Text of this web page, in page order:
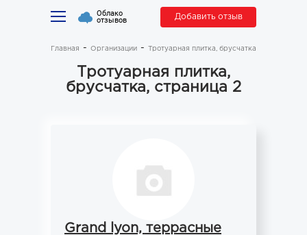
Облако
отзывов Добавить отзыв
Главная Организации Тротуарная плитка, брусчатка
Тротуарная плитка,
брусчатка, страница 2
Grand lyon, террасные